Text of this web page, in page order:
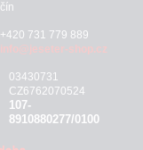
+420 731 779 889
info@jeseter-shop.cz
03430731
CZ6762070524
107-
8910880277/0100